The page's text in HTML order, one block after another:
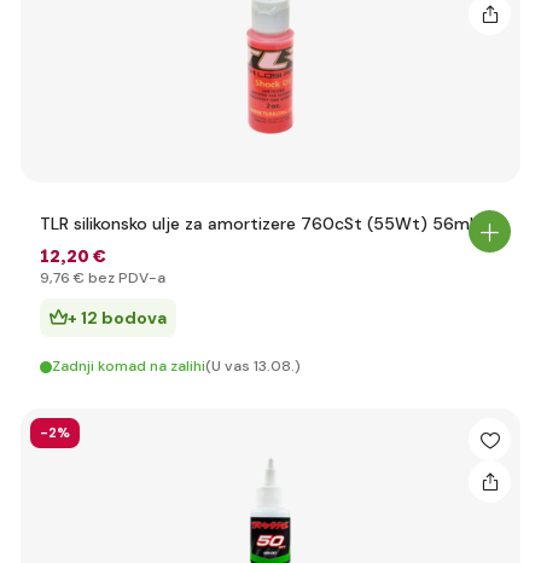
TLR silikonsko ulje za amortizere 760cSt (55Wt) 56ml
12,20 €
9,76 € bez PDV-a
+ 12 bodova
Zadnji komad na zalihi(U vas 13.08.)
-2%